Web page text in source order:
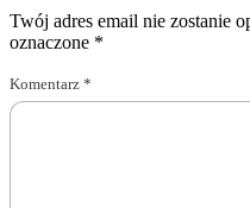
Twój adres email nie zostanie
oznaczone *
Komentarz *